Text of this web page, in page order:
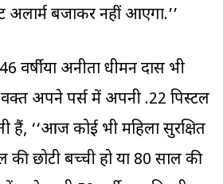
बजाकर नहीं आएगा.’’
वर्षीया अनीता धीमन दास भी
अपने पर्स में अपनी .22 पिस्टल
हैं, ‘‘आज कोई भी महिला सुरक्षित
की छोटी बच्ची हो या 80 साल की